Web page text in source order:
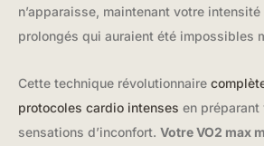
n’apparaisse, maintenant votre
prolongés qui auraient été impossibles
Cette technique révolutionnaire
protocoles cardio intenses en préparant
sensations d’inconfort. Votre VO2 max